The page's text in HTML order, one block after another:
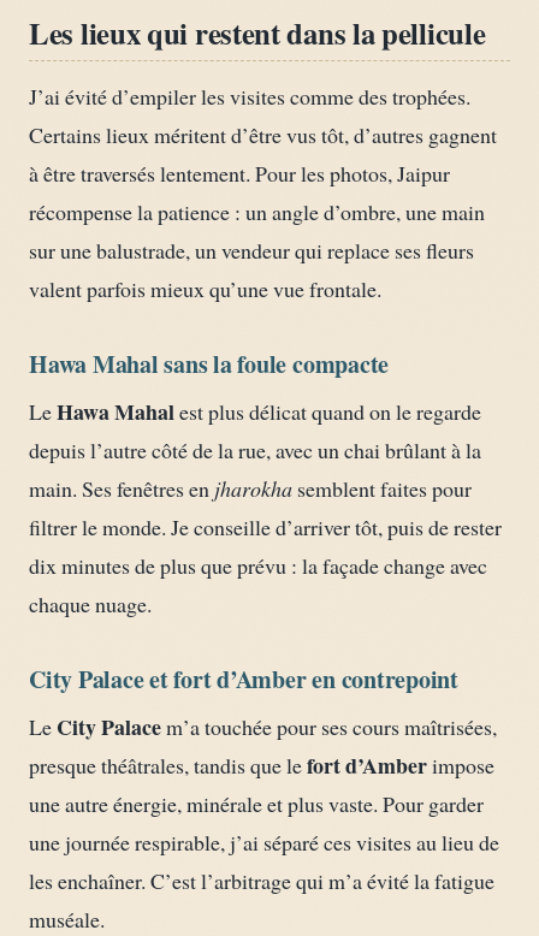
Les lieux qui restent dans la pellicule
J’ai évité d’empiler les visites comme des trophées.
Certains lieux méritent d’être vus tôt, d’autres gagnent
à être traversés lentement. Pour les photos, Jaipur
récompense la patience : un angle d’ombre, une main
sur une balustrade, un vendeur qui replace ses fleurs
valent parfois mieux qu’une vue frontale.
Hawa Mahal sans la foule compacte
LeHawa Mahalest plus délicat quand on le regarde
depuis l’autre côté de la rue, avec un chai brûlant à la
main. Ses fenêtres en jharokha semblent faites pour
filtrer le monde. Je conseille d’arriver tôt, puis de rester
dix minutes de plus que prévu : la façade change avec
chaque nuage.
City Palace et fort d’Amber en contrepoint
Le City Palacem’a touchée pour ses cours maîtrisées,
presque théâtrales, tandis que lefort d’Amberimpose
une autre énergie, minérale et plus vaste. Pour garder
une journée respirable, j’ai séparé ces visites au lieu de
les enchaîner. C’est l’arbitrage qui m’a évité la fatigue
muséale.